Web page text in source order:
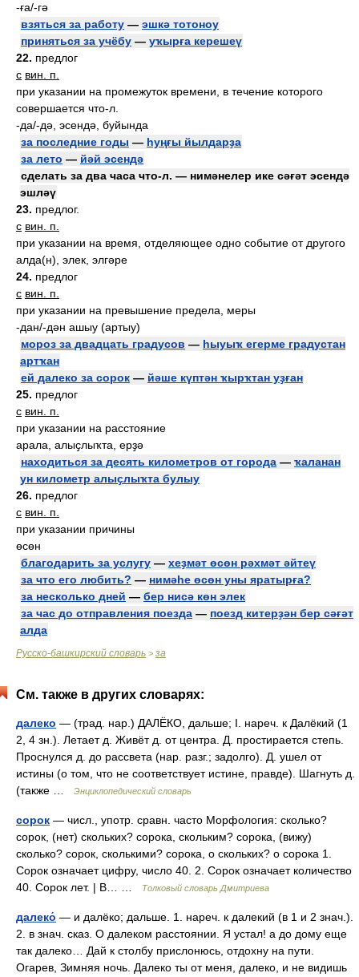
-ға/-гә
взяться за работу — эшкә тотоноу
приняться за учёбу — уҡырға керешеү
22. предлог
с вин. п.
при указании на промежуток времени, в течение которого
совершается что-л.
-да/-дә, эсендә, буйында
за последние годы — һуңғы йылдарҙа
за лето — йәй эсендә
сделать за два часа что-л. — нимәнелер ике сәғәт эсендә
эшләү
23. предлог.
с вин. п.
при указании на время, отделяющее одно событие от другого
алда(н), элек, элгәре
24. предлог
с вин. п.
при указании на превышение предела, меры
-дан/-дән ашыу (артыу)
мороз за двадцать градусов — һыуыҡ егерме градустан
артҡан
ей далеко за сорок — йәше күптән ҡырҡтан уҙған
25. предлог
с вин. п.
при указании на расстояние
арала, алыҫлыҡта, ерҙә
находиться за десять километров от города — ҡаланан
ун километр алыҫлыҡта булыу
26. предлог
с вин. п.
при указании причины
өсөн
благодарить за услугу — хеҙмәт өсөн рәхмәт әйтеү
за что его любить? — нимәһе өсөн уны яратырға?
за несколько дней — бер нисә көн элек
за час до отправления поезда — поезд китерҙән бер сәғәт
алда
Русско-башкирский словарь > за
См. также в других словарях:
далеко — (трад. нар.) ДАЛЁКО, дальше; I. нареч. к Далёкий (1
2, 4 зн.). Летает д. Живёт д. от центра. Д. простирается степь.
Проснулся д. до рассвета (нар. разг.; задолго). Д. ушел от
истины (о том, что не соответствует истине, правде). Шагнуть д.
(также …
Энциклопедический словарь
сорок — числ., употр. сравн. часто Морфология: сколько?
сорок, (нет) скольких? сорока, скольким? сорока, (вижу)
сколько? сорок, сколькими? сорока, о скольких? о сорока 1.
Сорок означает цифру, число 40. 2. Сорок означает количество
40. Сорок лет. | В… …
Толковый словарь Дмитриева
далеко́ — и далёко; дальше. 1. нареч. к далекий (в 1 и 2 знач.).
2. в знач. сказ. О далеком расстоянии. Я устал! а до дому еще
так далеко… Дай к столбу прислонюсь, отдохну на пути.
Огарев, Зимняя ночь. Далеко ты от меня, далеко, и не видишь